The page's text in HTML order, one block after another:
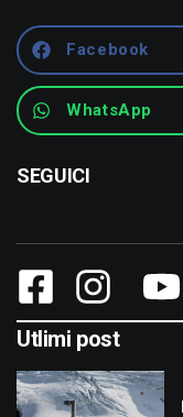
Facebook
WhatsApp
SEGUICI
Utlimi post